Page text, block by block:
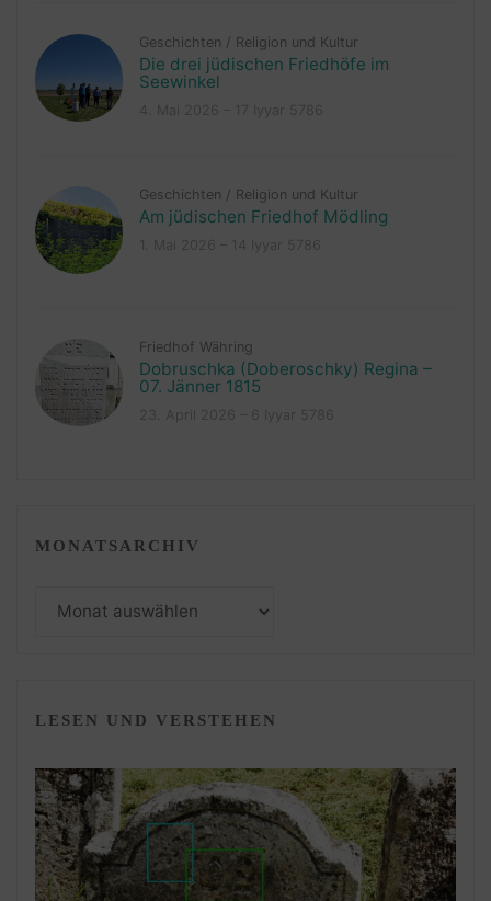
Geschichten / Religion und Kultur
Die drei jüdischen Friedhöfe im
Seewinkel
Geschichten / Religion und Kultur
Am jüdischen Friedhof Mödling
Friedhof Währing
Dobruschka (Doberoschky) Regina –
07. Jänner 1815
MONATSARCHIV
LESEN UND VERSTEHEN